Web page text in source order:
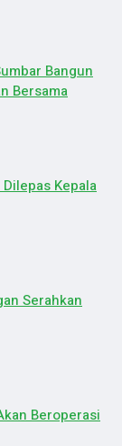
Bangun
Bersama
Kepala
Serahkan
Beroperasi